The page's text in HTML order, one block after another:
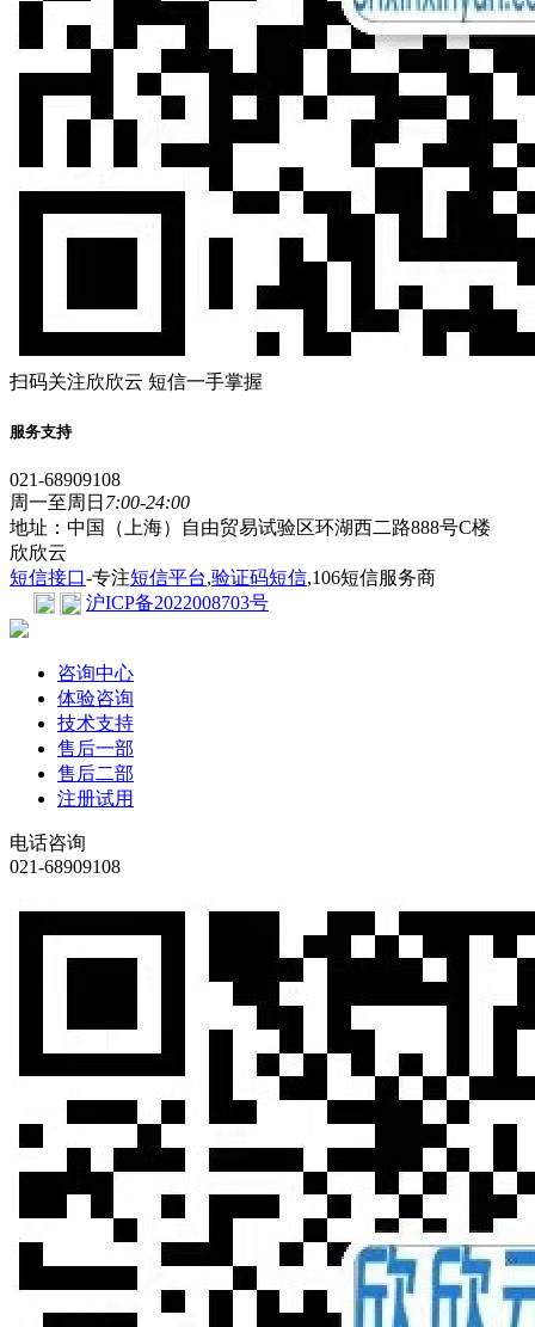
扫码关注欣欣云 短信一手掌握
服务支持
021-68909108
周一至周日 7:00-24:00
地址：中国（上海）自由贸易试验区环湖西二路888号C楼
欣欣云
短信接口-专注短信平台,验证码短信,106短信服务商
沪ICP备2022008703号
咨询中心
体验咨询
技术支持
售后一部
售后二部
注册试用
电话咨询
021-68909108